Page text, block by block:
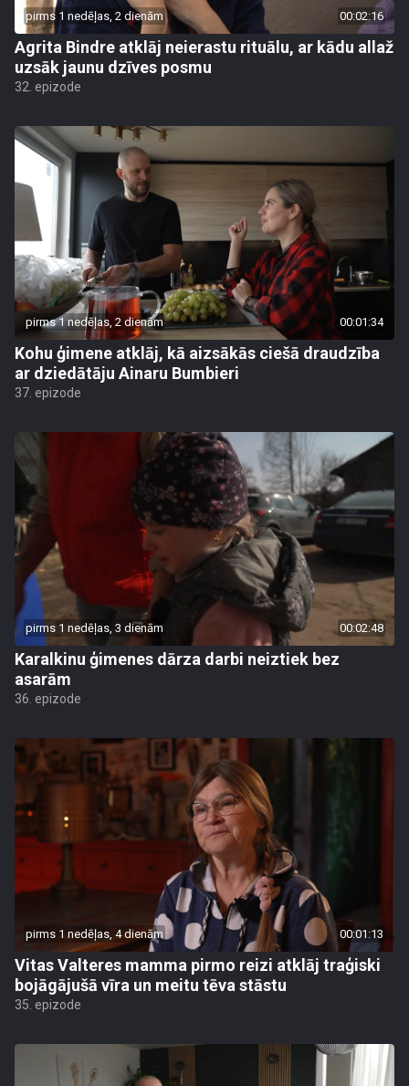
pirms 1 nedēļas, 2 dienām 00:02:16
Agrita Bindre atklāj neierastu rituālu, ar kādu allaž
uzsāk jaunu dzīves posmu
32. epizode
pirms 1 nedēļas, 2 dienām 00:01:34
Kohu ģimene atklāj, kā aizsākās ciešā draudzība
ar dziedātāju Ainaru Bumbieri
37. epizode
pirms 1 nedēļas, 3 dienām 00:02:48
Karalkinu ģimenes dārza darbi neiztiek bez
asarām
36. epizode
pirms 1 nedēļas, 4 dienām 00:01:13
Vitas Valteres mamma pirmo reizi atklāj traģiski
bojāgājušā vīra un meitu tēva stāstu
35. epizode